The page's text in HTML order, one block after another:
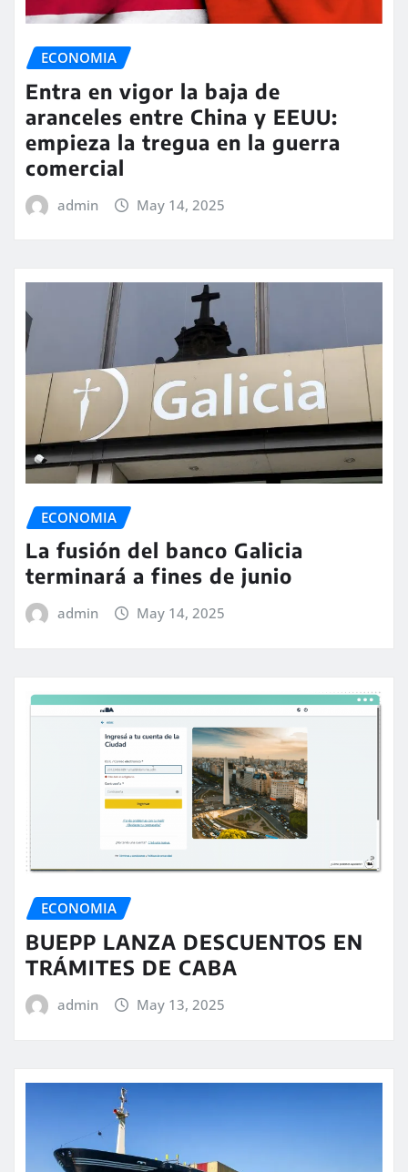
ECONOMIA
Entra en vigor la baja de
aranceles entre China y EEUU:
empieza la tregua en la guerra
comercial
admin May 14, 2025
ECONOMIA
La fusión del banco Galicia
terminará a fines de junio
admin May 14, 2025
ECONOMIA
BUEPP LANZA DESCUENTOS EN
TRÁMITES DE CABA
admin May 13, 2025